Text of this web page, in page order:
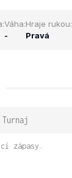
Váha:
-
Hraje rukou:
Pravá
Turnaj
zápasy.